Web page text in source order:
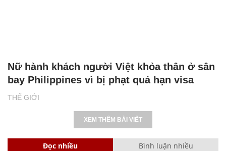
THẾ GIỚI
Nữ hành khách người Việt khỏa thân ở sân
bay Philippines vì bị phạt quá hạn visa
XEM THÊM BÀI VIẾT
Đọc nhiều Bình luận nhiều